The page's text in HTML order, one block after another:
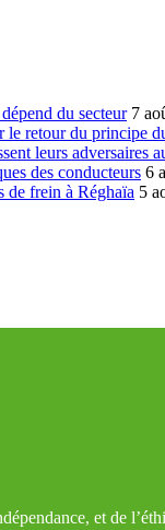
du secteur 7
retour du principe
leurs adversaires
des conducteurs 6
de frein à Réghaïa 5
et de